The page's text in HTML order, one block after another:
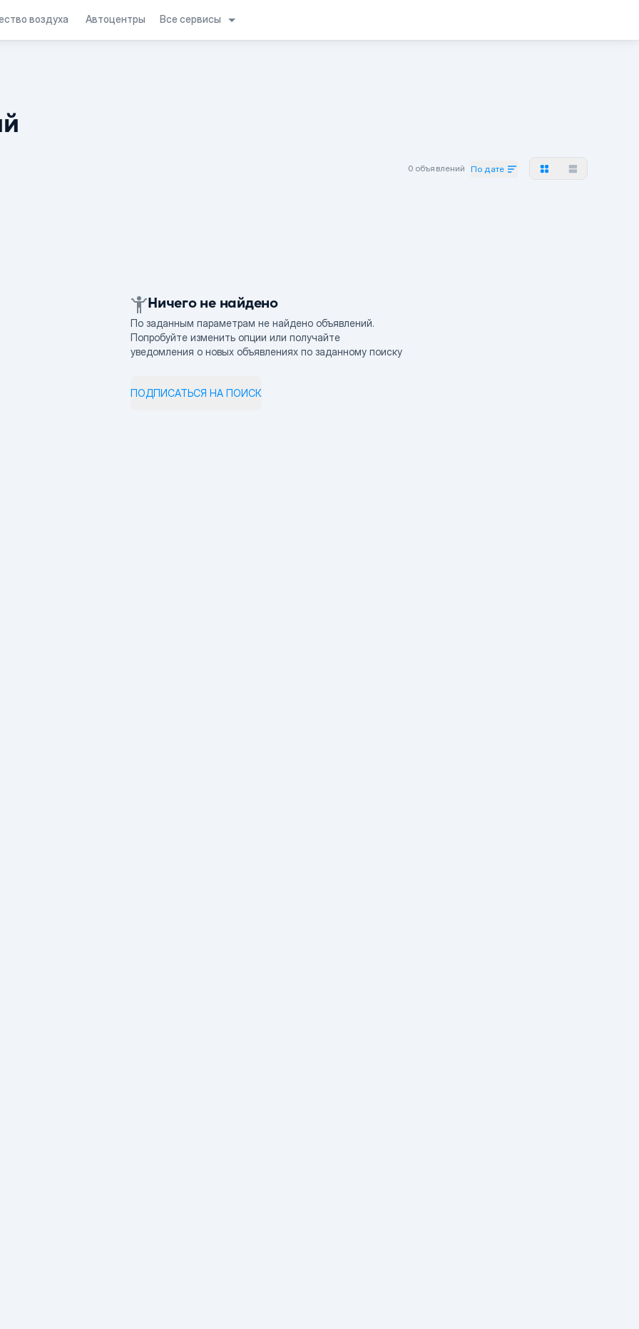
воздуха Автоцентры Все сервисы
0 объявлений По дате
Ничего не найдено
По заданным параметрам не найдено объявлений.
Попробуйте изменить опции или получайте
уведомления о новых объявлениях по заданному поиску
ПОДПИСАТЬСЯ НА ПОИСК